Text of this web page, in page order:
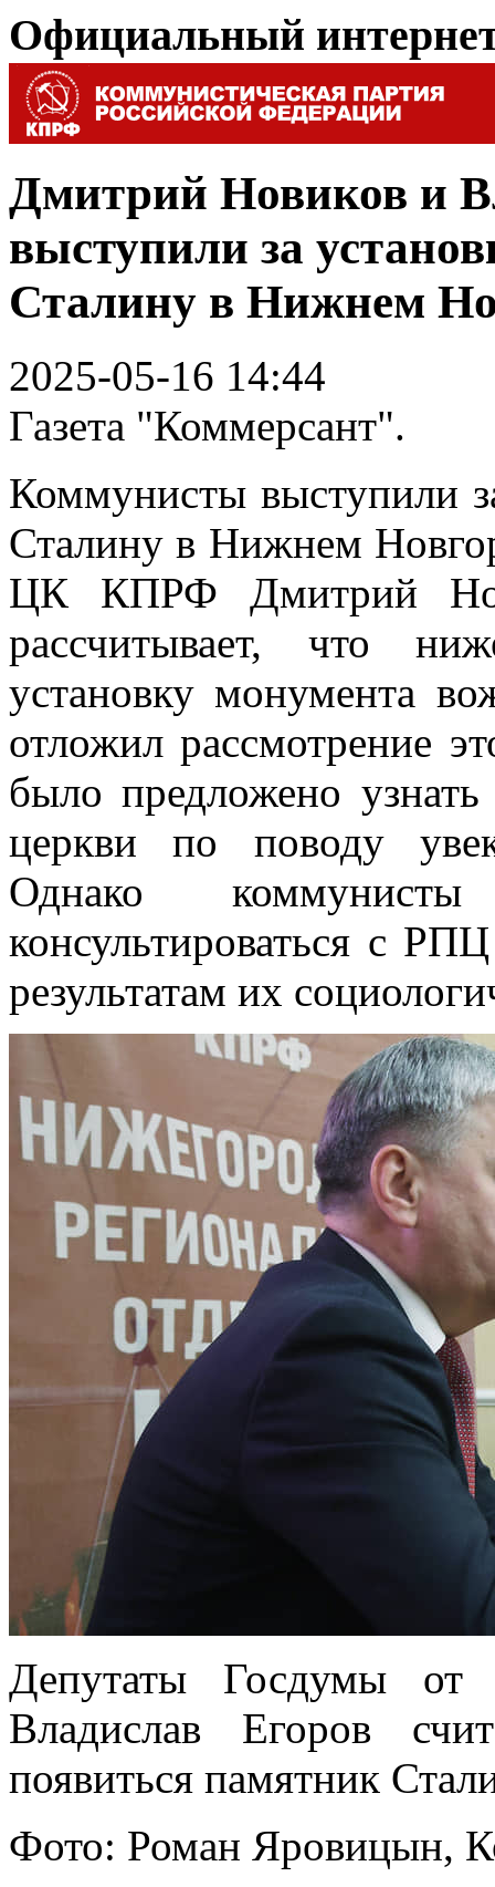
Официальный
Дмитрий Новиков и
выступили за
Сталину в Нижнем
2025-05-16 14:44
Газета "Коммерсант".
Коммунисты выступили
Сталину в Нижнем
ЦК КПРФ Дмитрий
рассчитывает, что
установку монумента
отложил рассмотрение
было предложено
церкви по поводу
Однако
консультироваться с
результатам их
Депутаты Госдумы
Владислав Егоров
появиться памятник
Фото: Роман Яровицын,